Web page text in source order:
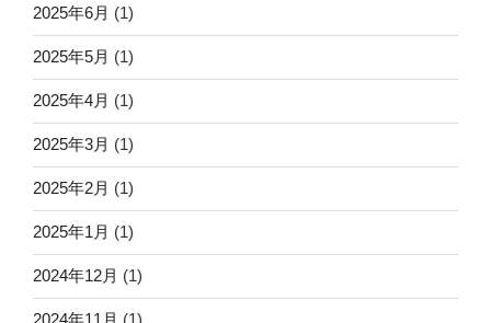
2025年6月 (1)
2025年5月 (1)
2025年4月 (1)
2025年3月 (1)
2025年2月 (1)
2025年1月 (1)
2024年12月 (1)
2024年11月 (1)